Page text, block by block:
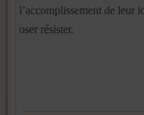
l’accomplissement de leur
oser résister.